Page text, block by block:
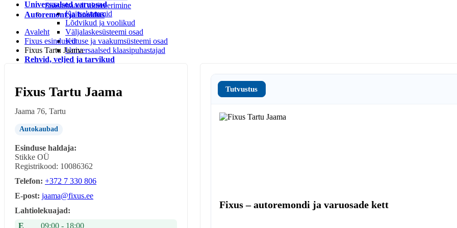
Universaalsed varuosad
Kaitsekummid
Lõdvikud ja voolikud
Väljalaskesüsteemi osad
Kütuse ja vaakumsüsteemi osad
Universaalsed klaasipuhastajad
Rehvid, veljed ja tarvikud
LEIUNURK
Leiunurk autotarvikud
Leiunurk autokeemia ja õlid
Säästukaardi aktiveerimine
Autoremont ja hooldus
Avaleht
Fixus esindused
Fixus Tartu Jaama
Fixus Tartu Jaama
Jaama 76, Tartu
Autokaubad
Esinduse haldaja:
Stikke OÜ
Registrikood: 10086362
Telefon: +372 7 330 806
E-post: jaama@fixus.ee
Lahtiolekuajad:
E
09:00 - 18:00
Tutvustus
Fixus – autoremondi ja varuosade kett